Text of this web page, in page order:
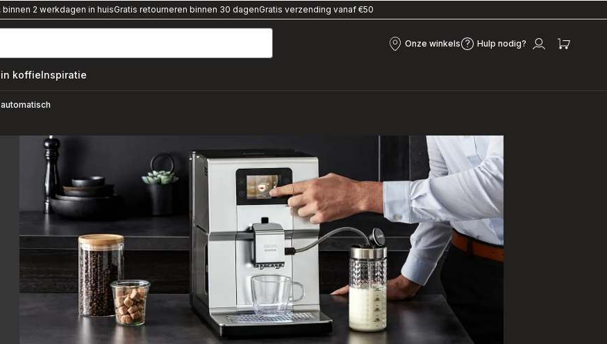
2 werkdagen in huisGratis retourneren binnen 30 dagenGratis verzending vanaf €50
Onze winkels
Onze
Hulp nodig?
Hulp
Mijn
in koffieInspiratie